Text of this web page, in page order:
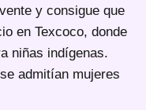
y consigue que
en Texcoco, donde
niñas indígenas.
admitían mujeres